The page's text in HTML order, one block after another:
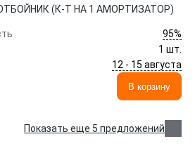
(К-Т НА 1 АМОРТИЗАТОР)
95%
1 шт.
12 - 15 августа
В корзину
Показать еще 5 предложений